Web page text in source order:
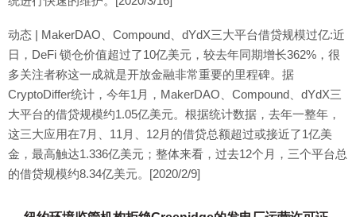
动态 | MakerDAO、Compound、dYdX三大平台借贷规模过亿:近
日，DeFi 锁仓价值超过了10亿美元，较去年同期增长362%，很
多关注者称这一成就是开放金融非常重要的里程碑。据
CryptoDiffer统计，今年1月，MakerDAO、Compound、dYdX三
大平台的借贷规模约1.05亿美元。根据统计数据，去年一整年，
这三大应用在7月、11月、12月的借贷总额超过或接近了1亿美
金，最高触达1.336亿美元；整体来看，过去12个月，三个平台总
的借贷规模约8.34亿美元。[2020/2/9]